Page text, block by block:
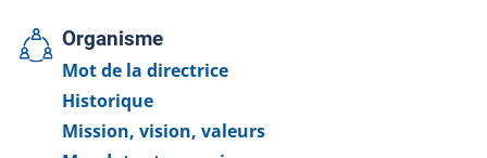
Organisme
Mot de la directrice
Historique
Mission, vision, valeurs